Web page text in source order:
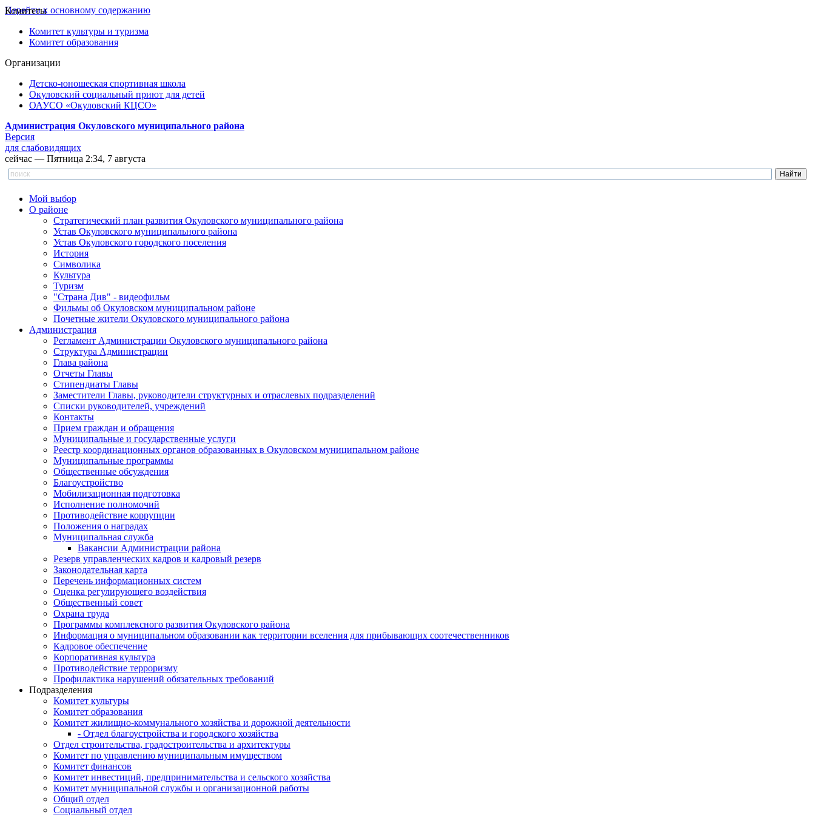
Перейти к основному содержанию
Комитеты
Комитет культуры и туризма
Комитет образования
Организации
Детско-юношеская спортивная школа
Окуловский социальный приют для детей
ОАУСО «Окуловский КЦСО»
Администрация Окуловского муниципального района
Версия
для слабовидящих
сейчас — Пятница 2:34, 7 августа
Мой выбор
О районе
Стратегический план развития Окуловского муниципального района
Устав Окуловского муниципального района
Устав Окуловского городского поселения
История
Символика
Культура
Туризм
"Страна Див" - видеофильм
Фильмы об Окуловском муниципальном районе
Почетные жители Окуловского муниципального района
Администрация
Регламент Администрации Окуловского муниципального района
Структура Администрации
Глава района
Отчеты Главы
Стипендиаты Главы
Заместители Главы, руководители структурных и отраслевых подразделений
Списки руководителей, учреждений
Контакты
Прием граждан и обращения
Муниципальные и государственные услуги
Реестр координационных органов образованных в Окуловском муниципальном районе
Муниципальные программы
Общественные обсуждения
Благоустройство
Мобилизационная подготовка
Исполнение полномочий
Противодействие коррупции
Положения о наградах
Муниципальная служба
Вакансии Администрации района
Резерв управленческих кадров и кадровый резерв
Законодательная карта
Перечень информационных систем
Оценка регулирующего воздействия
Общественный совет
Охрана труда
Программы комплексного развития Окуловского района
Информация о муниципальном образовании как территории вселения для прибывающих соотечественников
Кадровое обеспечение
Корпоративная культура
Противодействие терроризму
Профилактика нарушений обязательных требований
Подразделения
Комитет культуры
Комитет образования
Комитет жилищно-коммунального хозяйства и дорожной деятельности
- Отдел благоустройства и городского хозяйства
Отдел строительства, градостроительства и архитектуры
Комитет по управлению муниципальным имуществом
Комитет финансов
Комитет инвестиций, предпринимательства и сельского хозяйства
Комитет муниципальной службы и организационной работы
Общий отдел
Социальный отдел